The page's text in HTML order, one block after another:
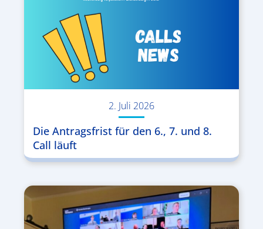
2. Juli 2026
Die Antragsfrist für den 6., 7. und 8.
Call läuft